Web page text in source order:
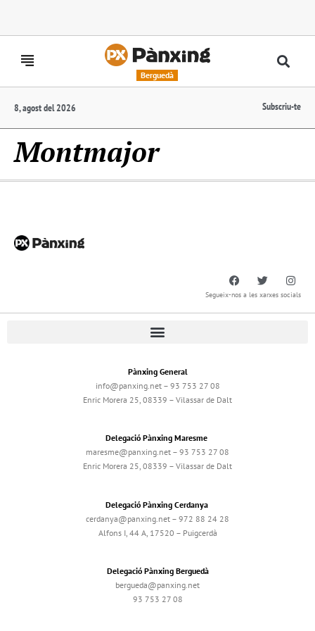
Berguedà
8, agost del 2026 Subscriu-te
Montmajor
Segueix-nos a les xarxes socials
Pànxing General
info@panxing.net – 93 753 27 08
Enric Morera 25, 08339 – Vilassar de Dalt
Delegació Pànxing Maresme
maresme@panxing.net – 93 753 27 08
Enric Morera 25, 08339 – Vilassar de Dalt
Delegació Pànxing Cerdanya
cerdanya@panxing.net – 972 88 24 28
Alfons I, 44 A, 17520 – Puigcerdà
Delegació Pànxing Berguedà
bergueda@panxing.net
93 753 27 08